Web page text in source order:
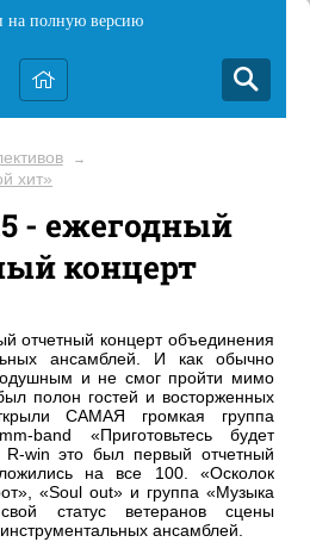
на полную версию
→
хит»
- ежегодный
концерт
отчетный концерт объединения
ансамблей. И как обычно
и не смог пройти мимо
полон гостей и восторженных
САМАЯ громкая группа
band «Приготовьтесь будет
R-win это был первый отчетный
на все 100. «Осколок
«Soul out» и группа «Музыка
статус ветеранов сцены
ансамблей.